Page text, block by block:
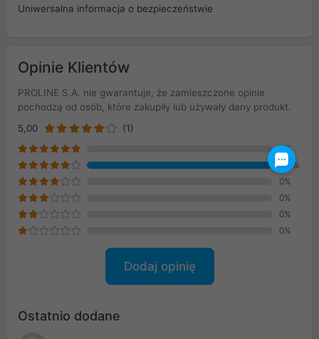
Uniwersalna informacja o bezpieczeństwie
Opinie Klientów
PROLINE S.A. nie gwarantuje, że zamieszczone opinie
pochodzą od osób, które zakupiły lub używały dany produkt.
5,00
(1)
0%
100%
0%
0%
0%
0%
Dodaj opinię
Ostatnio dodane